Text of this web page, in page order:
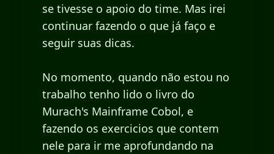
se tivesse o apoio do time. Mas irei
continuar fazendo o que já faço e
seguir suas dicas.
No momento, quando não estou no
trabalho tenho lido o livro do
Murach's Mainframe Cobol, e
fazendo os exercicios que contem
nele para ir me aprofundando na